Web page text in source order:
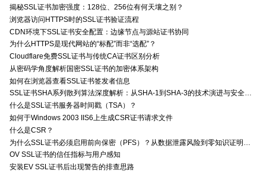
揭秘SSL证书加密强度：128位、256位有何天壤之别？
浏览器访问HTTPS时的SSL证书验证流程
CDN环境下SSL证书安全配置：边缘节点与源站证书协同
为什么HTTPS是现代网站的“标配”而非“选配”？
Cloudflare免费SSL证书与传统CA证书区别分析
从密码学角度解析国密SSL证书的加密体系架构
如何在浏览器查看SSL证书签发者信息
SSL证书SHA系列散列算法深度解析：从SHA-1到SHA-3的技术演进与安全特性
什么是SSL证书服务器时间戳（TSA）？
如何于Windows 2003 IIS6上生成CSR证书请求文件
什么是CSR？
OV SSL证书的信任指标与用户感知
安装EV SSL证书后出现警告的排查思路